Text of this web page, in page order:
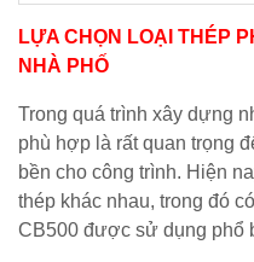
LỰA CHỌN LOẠI THÉP
NHÀ PHỐ
Trong quá trình xây dựng
phù hợp là rất quan trọng
bền cho công trình. Hiện
thép khác nhau, trong đó
CB500 được sử dụng phổ